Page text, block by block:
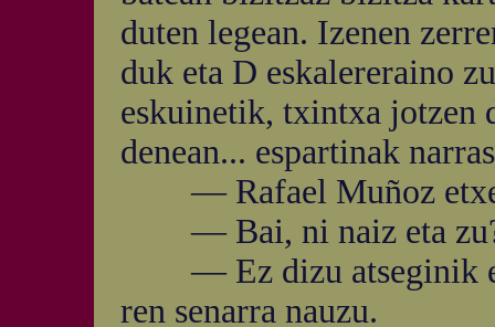
duten legean. Izenen
duk eta D eskalereraino
eskuinetik, txintxa jotzen
denean... espartinak
— Rafael Muñoz
— Bai, ni naiz eta
— Ez dizu atseginik
ren senarra nauzu.